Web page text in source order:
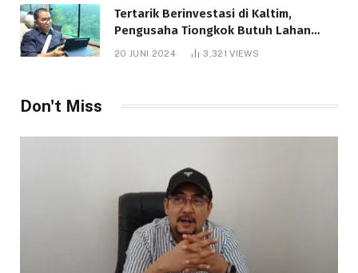
Tertarik Berinvestasi di Kaltim,
Pengusaha Tiongkok Butuh Lahan
1.000 Hektare
20 JUNI 2024 3,321VIEWS
Don't Miss